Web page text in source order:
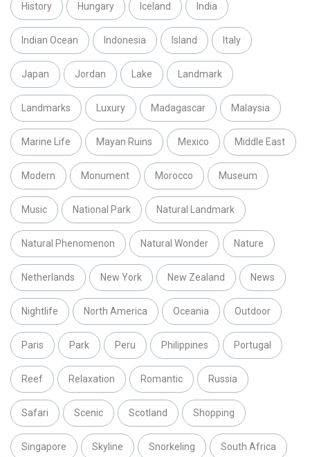
History Hungary Iceland India
Indian Ocean Indonesia Island Italy
Japan Jordan Lake Landmark
Landmarks Luxury Madagascar Malaysia
Marine Life Mayan Ruins Mexico Middle East
Modern Monument Morocco Museum
Music National Park Natural Landmark
Natural Phenomenon Natural Wonder Nature
Netherlands New York New Zealand News
Nightlife North America Oceania Outdoor
Paris Park Peru Philippines Portugal
Reef Relaxation Romantic Russia
Safari Scenic Scotland Shopping
Singapore Skyline Snorkeling South Africa